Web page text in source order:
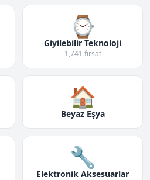
⌚
Giyilebilir Teknoloji
1,741 fırsat
🏠
Beyaz Eşya
🔧
Elektronik Aksesuarlar